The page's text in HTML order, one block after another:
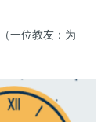
一位教友：为